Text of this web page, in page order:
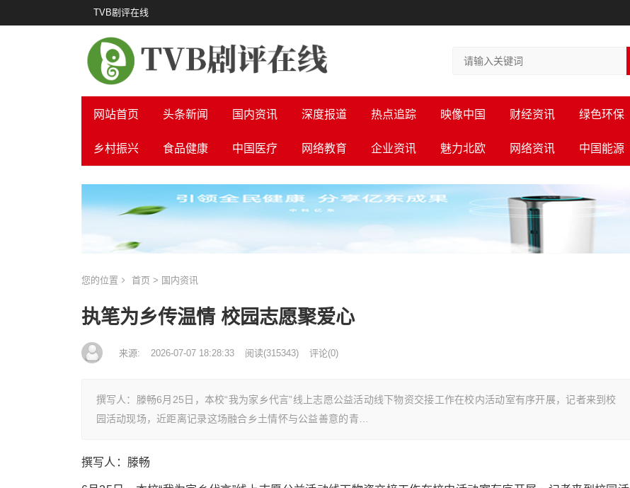
TVB剧评在线
网站首页 头条新闻 国内资讯 深度报道 热点追踪 映像中国 财经资讯 绿色环保
乡村振兴 食品健康 中国医疗 网络教育 企业资讯 魅力北欧 网络资讯 中国能源
您的位置 首页 > 国内资讯
执笔为乡传温情 校园志愿聚爱心
来源: 2026-07-07 18:28:33 阅读(315343) 评论(0)
撰写人：滕畅6月25日，本校“我为家乡代言”线上志愿公益活动线下物资交接工作在校内活动室有序开展，记者来到校
园活动现场，近距离记录这场融合乡土情怀与公益善意的青…
撰写人：滕畅